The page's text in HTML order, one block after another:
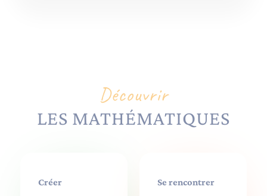
Découvrir
LES MATHÉMATIQUES
Créer Se rencontrer